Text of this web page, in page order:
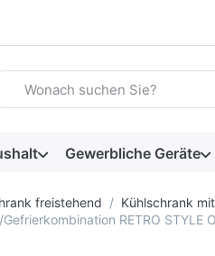
Sie einen Suchbegriff ein.
Gewerbliche Geräte
freistehend
Kühlschrank
RETRO STYLE